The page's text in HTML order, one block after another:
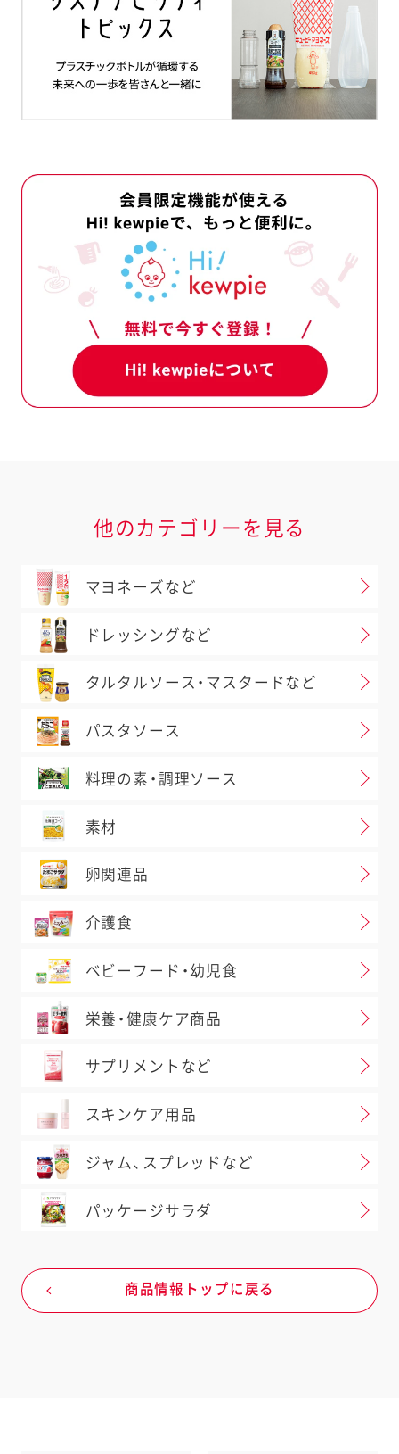
使用している
他のカテゴリーを見る
マヨネーズなど
ドレッシングなど
タルタルソース・マスタードなど
パスタソース
料理の素・調理ソース
素材
卵関連品
介護食
ベビーフード・幼児食
栄養・健康ケア商品
サプリメントなど
スキンケア用品
ジャム、スプレッドなど
パッケージサラダ
商品情報トップに戻る